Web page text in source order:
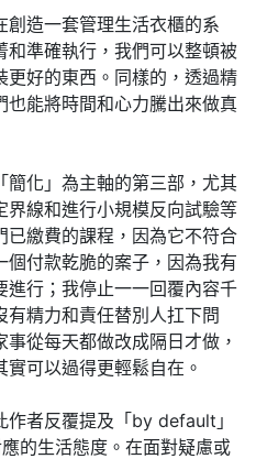
造一套管理生活衣櫃的系
準確執行，我們可以整頓被
更好的東西。同樣的，透過精
能將時間和心力騰出來做真
化」為主軸的第三部，尤其
界線和進行小規模反向試驗等
繳費的課程，因為它不符合
付款乾脆的案子，因為我有
進行；我停止一一回覆內容千
精力和責任替別人扛下問
從每天都做改成隔日才做，
可以過得更輕鬆自在。
者反覆提及「by default」
的生活態度。在面對疑慮或